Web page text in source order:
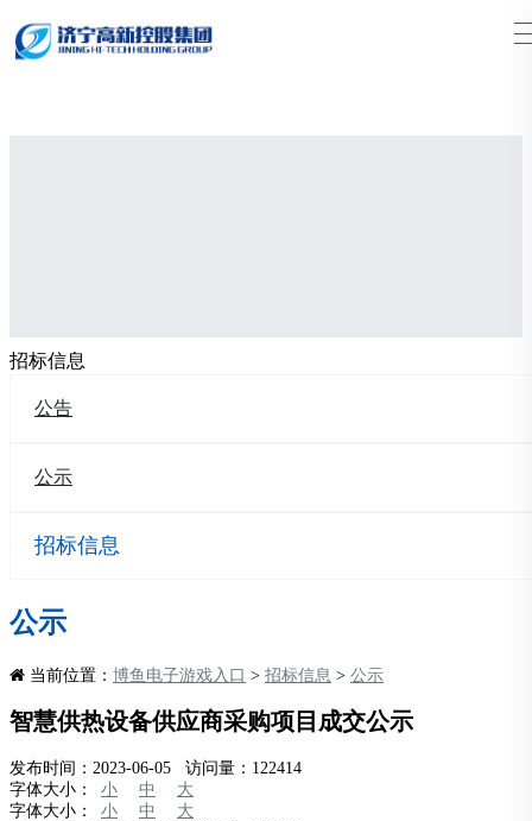
搜索
招标信息
公告
公示
招标信息
公示
当前位置： 博鱼电子游戏入口 > 招标信息 > 公示
智慧供热设备供应商采购项目成交公示
发布时间：2023-06-05 访问量：122414
字体大小：
小 中
大
字体大小：
小 中
大